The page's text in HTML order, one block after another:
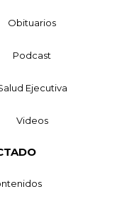
Obituarios
Podcast
Ejecutiva
Videos